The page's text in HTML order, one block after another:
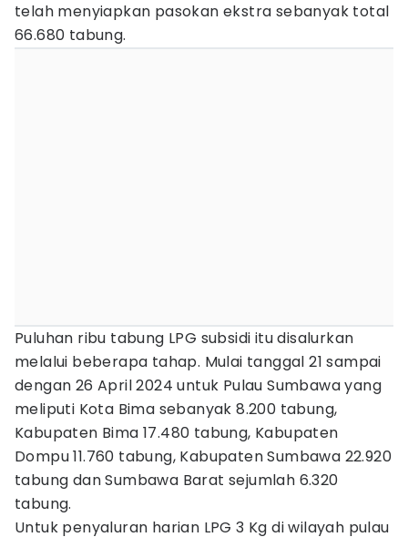
telah menyiapkan pasokan ekstra sebanyak total
66.680 tabung.
Puluhan ribu tabung LPG subsidi itu disalurkan
melalui beberapa tahap. Mulai tanggal 21 sampai
dengan 26 April 2024 untuk Pulau Sumbawa yang
meliputi Kota Bima sebanyak 8.200 tabung,
Kabupaten Bima 17.480 tabung, Kabupaten
Dompu 11.760 tabung, Kabupaten Sumbawa 22.920
tabung dan Sumbawa Barat sejumlah 6.320
tabung.
Untuk penyaluran harian LPG 3 Kg di wilayah pulau